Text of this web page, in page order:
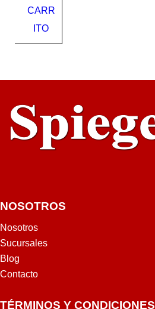
104
BE
CARR
ITO
NOSOTROS
Nosotros
Sucursales
Blog
Contacto
TÉRMINOS Y CONDICIONES